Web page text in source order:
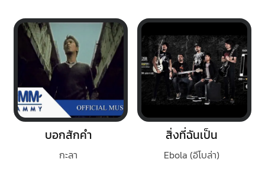
บอกสักคำ
กะลา
สิ่งที่ฉันเป็น
Ebola (อีโบล่า)